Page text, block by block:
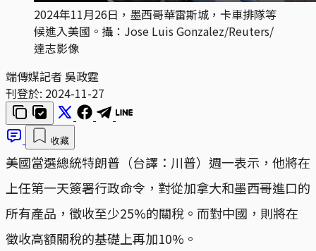
2024年11月26日，墨西哥華雷斯城，卡車排隊等
候進入美國。攝：Jose Luis Gonzalez/Reuters/
達志影像
端傳媒記者 吳政霆
刊登於: 2024-11-27
收藏
美國當選總統特朗普（台譯：川普）週一表示，他將在
上任第一天簽署行政命令，對從加拿大和墨西哥進口的
所有產品，徵收至少25%的關稅。而對中國，則將在
徵收高額關稅的基礎上再加10%。